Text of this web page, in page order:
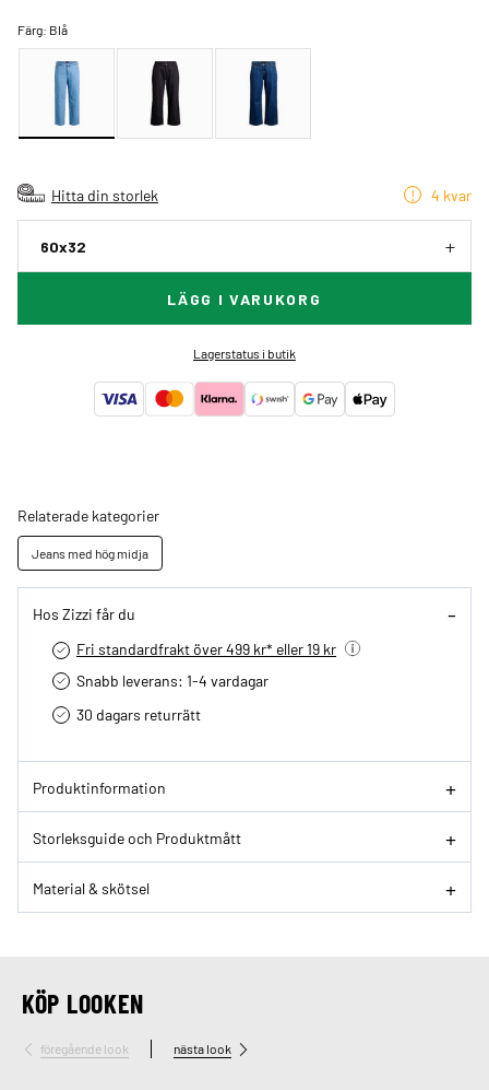
Färg: Blå
Hitta din storlek 4 kvar
60x32
LÄGG I VARUKORG
Lagerstatus i butik
Relaterade kategorier
Jeans med hög midja
Hos Zizzi får du
Fri standardfrakt över 499 kr* eller 19 kr
Snabb leverans: 1-4 vardagar
30 dagars returrätt­
Produktinformation
Storleksguide och Produktmått
Material & skötsel
KÖP LOOKEN
föregående look nästa look